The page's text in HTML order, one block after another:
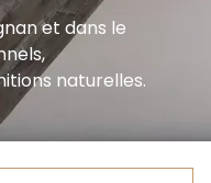
et dans le
naturelles.